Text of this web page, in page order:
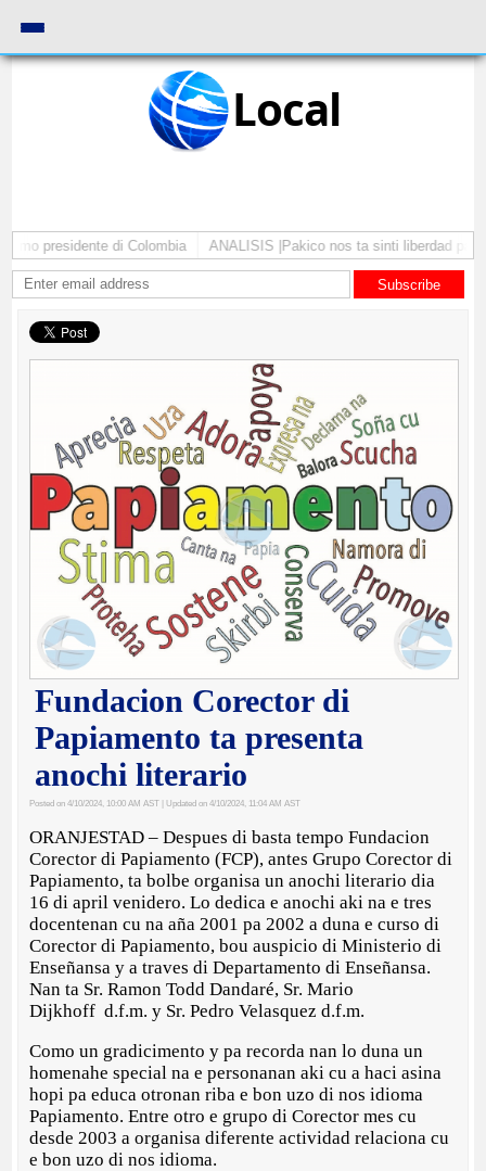
Local
presidente di Colombia ANALISIS |Pakico nos ta sinti liberdad pa
Subscribe
Fundacion Corector di
Papiamento ta presenta
anochi literario
Posted on 4/10/2024, 10:00 AM AST | Updated on 4/10/2024, 11:04 AM AST
ORANJESTAD – Despues di basta tempo Fundacion
Corector di Papiamento (FCP), antes Grupo Corector di
Papiamento, ta bolbe organisa un anochi literario dia
16 di april venidero. Lo dedica e anochi aki na e tres
docentenan cu na aña 2001 pa 2002 a duna e curso di
Corector di Papiamento, bou auspicio di Ministerio di
Enseñansa y a traves di Departamento di Enseñansa.
Nan ta Sr. Ramon Todd Dandaré, Sr. Mario
Dijkhoff d.f.m. y Sr. Pedro Velasquez d.f.m.
Como un gradicimento y pa recorda nan lo duna un
homenahe special na e personanan aki cu a haci asina
hopi pa educa otronan riba e bon uzo di nos idioma
Papiamento. Entre otro e grupo di Corector mes cu
desde 2003 a organisa diferente actividad relaciona cu
e bon uzo di nos idioma.